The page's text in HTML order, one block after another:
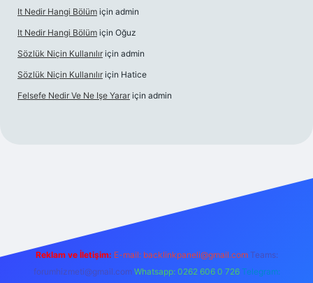
It Nedir Hangi Bölüm için admin
It Nedir Hangi Bölüm için Oğuz
Sözlük Niçin Kullanılır için admin
Sözlük Niçin Kullanılır için Hatice
Felsefe Nedir Ve Ne Işe Yarar için admin
Reklam ve İletişim: E-mail: backlinkpaneli@gmail.com Teams:
forumhizmeti@gmail.com Whatsapp: 0262 606 0 726 Telegram: